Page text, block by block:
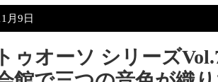
月9日
オーソ シリーズ